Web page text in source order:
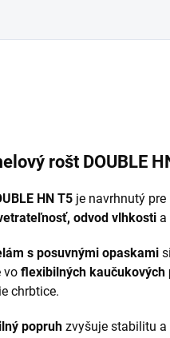
rošt DOUBLE
HN T5 je navrhnutý
odvod vlhkosti a
s posuvnými opaskami
vo flexibilných kaučukových
chrbtice.
popruh zvyšuje stabilitu